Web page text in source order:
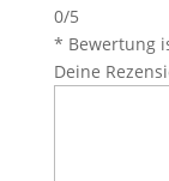
0/5
* Bewertung
Deine